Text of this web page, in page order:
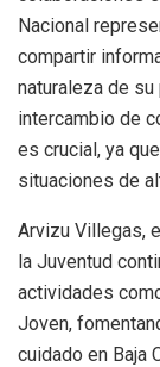
Nacional
compartir
naturaleza de
intercambio de
es crucial, ya
situaciones de
Arvizu Villegas,
la Juventud
actividades
Joven,
cuidado en Baja